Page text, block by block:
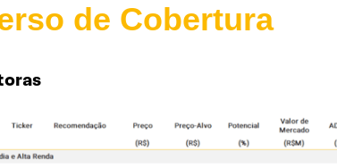
de Cobertura